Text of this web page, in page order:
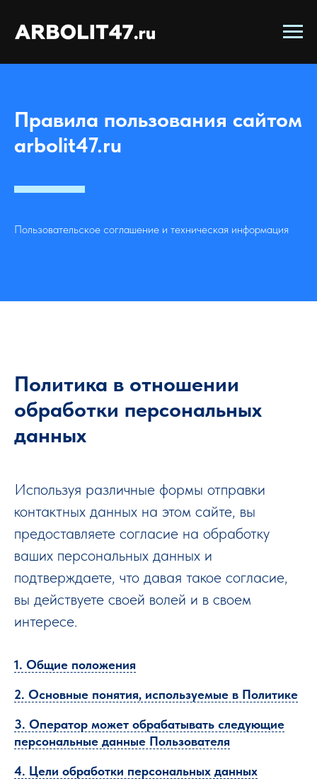
Правила пользования сайтом
arbolit47.ru
Пользовательское соглашение и техническая информация
Политика в отношении
обработки персональных
данных
Используя различные формы отправки
контактных данных на этом сайте, вы
предоставляете согласие на обработку
ваших персональных данных и
подтверждаете, что давая такое согласие,
вы действуете своей волей и в своем
интересе.
1. Общие положения
2. Основные понятия, используемые в Политике
3. Оператор может обрабатывать следующие
персональные данные Пользователя
4. Цели обработки персональных данных